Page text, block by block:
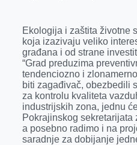
Ekologija i zaštita životne
koja izazivaju veliko
građana i od strane
“Grad preduzima
tendenciozno i
biti zagađivač, obezbedili
za kontrolu kvaliteta
industrijskih zona, jednu
Pokrajinskog sekretarijata
a posebno radimo i na
saradnje za dobijanje